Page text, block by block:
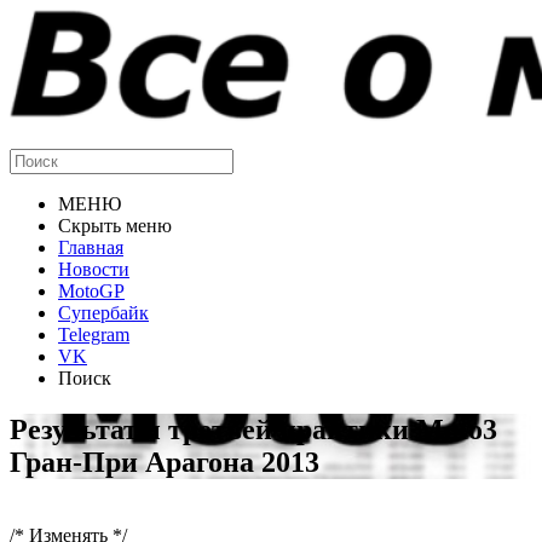
МЕНЮ
Скрыть меню
Главная
Новости
MotoGP
Супербайк
Telegram
VK
Поиск
Результаты третьей практики Moto3
Гран-При Арагона 2013
/* Изменять */